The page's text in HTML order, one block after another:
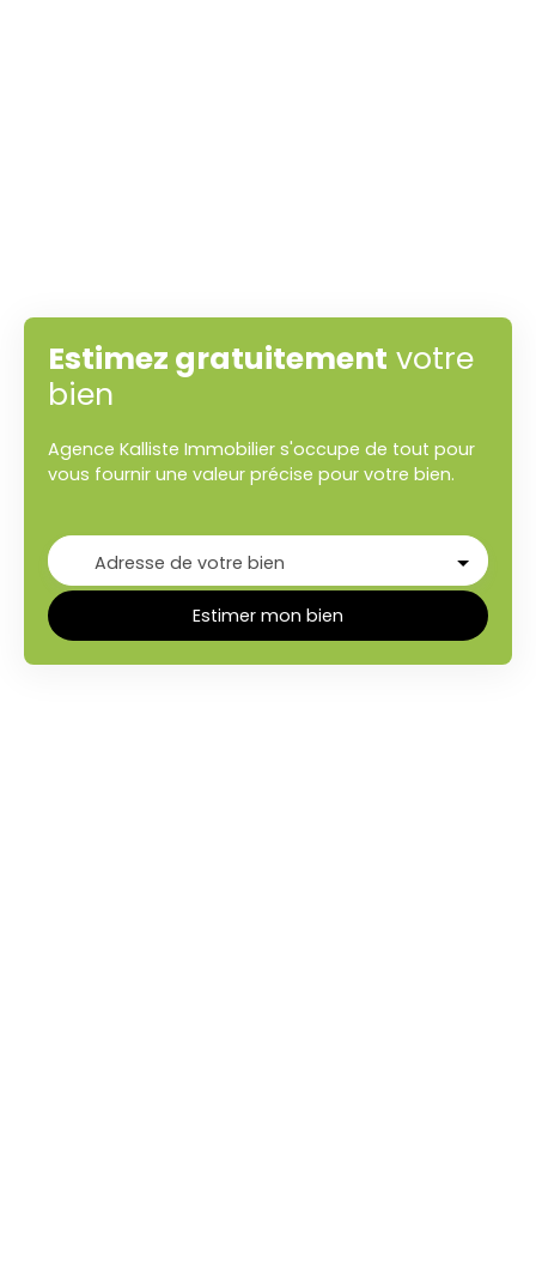
Estimez gratuitement votre
bien
Agence Kalliste Immobilier s'occupe de tout pour
vous fournir une valeur précise pour votre bien.
Adresse de votre bien
Estimer mon bien